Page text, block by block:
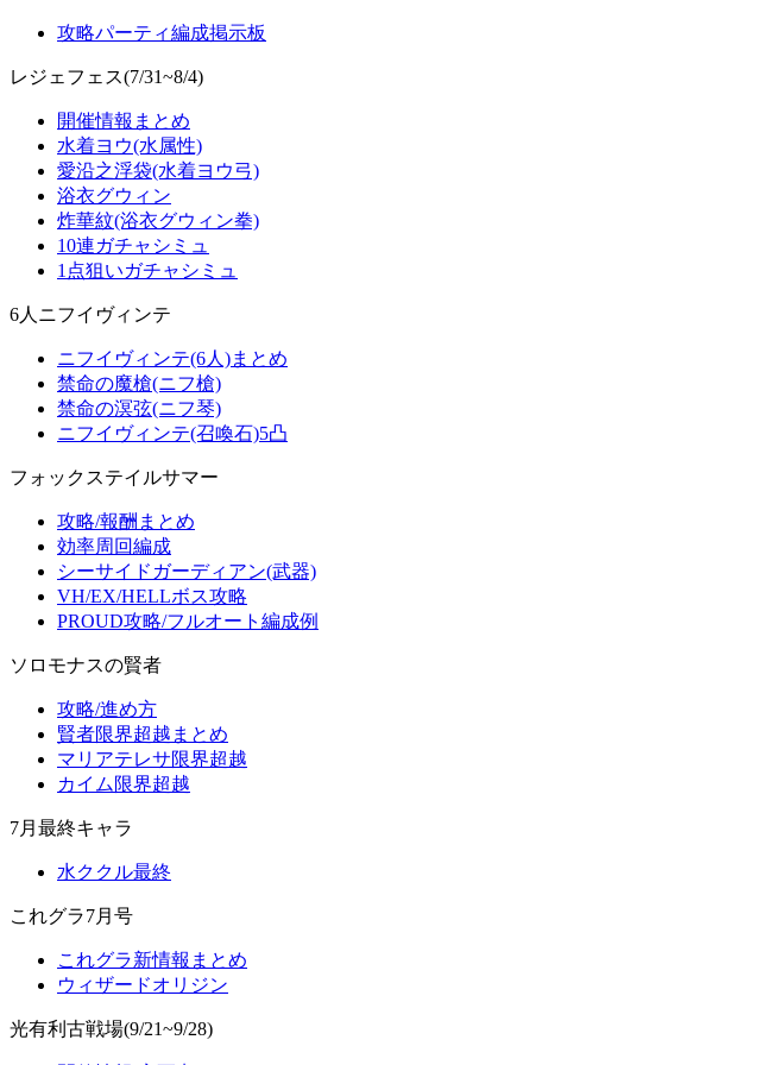
攻略パーティ編成掲示板
レジェフェス(7/31~8/4)
開催情報まとめ
水着ヨウ(水属性)
愛沿之浮袋(水着ヨウ弓)
浴衣グウィン
炸華紋(浴衣グウィン拳)
10連ガチャシミュ
1点狙いガチャシミュ
6人ニフイヴィンテ
ニフイヴィンテ(6人)まとめ
禁命の魔槍(ニフ槍)
禁命の溟弦(ニフ琴)
ニフイヴィンテ(召喚石)5凸
フォックステイルサマー
攻略/報酬まとめ
効率周回編成
シーサイドガーディアン(武器)
VH/EX/HELLボス攻略
PROUD攻略/フルオート編成例
ソロモナスの賢者
攻略/進め方
賢者限界超越まとめ
マリアテレサ限界超越
カイム限界超越
7月最終キャラ
水ククル最終
これグラ7月号
これグラ新情報まとめ
ウィザードオリジン
光有利古戦場(9/21~9/28)